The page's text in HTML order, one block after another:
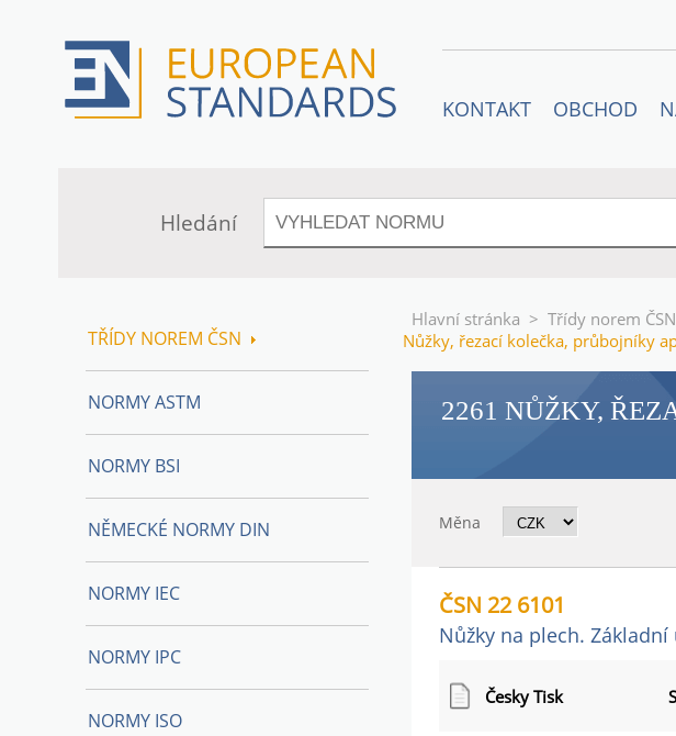
KONTAKT OBCHOD
Hledání
Hlavní stránka > Třídy norem ČSN
Nůžky, řezací kolečka, průbojníky
2261 NŮŽKY,
Měna
ČSN 22 6101
Nůžky na plech.
Česky Tisk
TŘÍDY NOREM ČSN
NORMY ASTM
NORMY BSI
NĚMECKÉ NORMY DIN
NORMY IEC
NORMY IPC
NORMY ISO